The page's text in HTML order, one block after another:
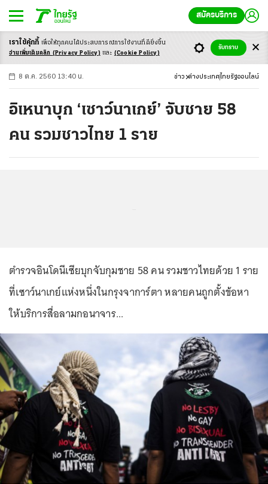
สมัครบริการ
-ก ก ก+
8 ต.ค. 2560 13:40 น. ข่าว ต่างประเทศ ไทยรัฐออนไลน์
อิเหนาบุก ‘เซาว์นาเกย์’ จับชาย 58
คน รวมชาวไทย 1 ราย
ตำรวจอินโดนีเซียบุกจับกุมชาย 58 คน รวมชาวไทยด้วย 1 ราย
ที่เซาว์นาเกย์แห่งหนึ่งในกรุงจาการ์ตา หลายคนถูกตั้งข้อหา
ให้บริการสื่อลามกอนาจาร...
เราใช้คุ้กกี้ เพื่อให้ทุกคนได้ประสบการณ์การใช้งานที่ดียิ่งขึ้น
อ่านเพิ่มเติมคลิก (Privacy Policy) และ (Cookie Policy)
รับทราบ